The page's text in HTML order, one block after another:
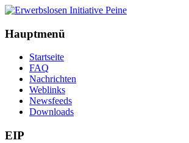
Hauptmenü
Startseite
FAQ
Nachrichten
Weblinks
Newsfeeds
Downloads
EIP